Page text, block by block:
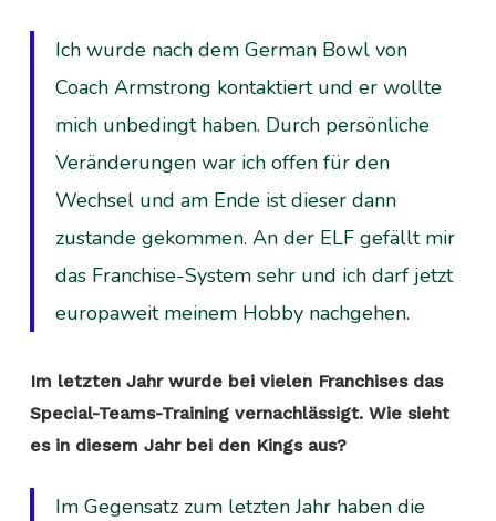
Ich wurde nach dem German Bowl von
Coach Armstrong kontaktiert und er wollte
mich unbedingt haben. Durch persönliche
Veränderungen war ich offen für den
Wechsel und am Ende ist dieser dann
zustande gekommen. An der ELF gefällt mir
das Franchise-System sehr und ich darf jetzt
europaweit meinem Hobby nachgehen.
Im letzten Jahr wurde bei vielen Franchises das
Special-Teams-Training vernachlässigt. Wie sieht
es in diesem Jahr bei den Kings aus?
Im Gegensatz zum letzten Jahr haben die